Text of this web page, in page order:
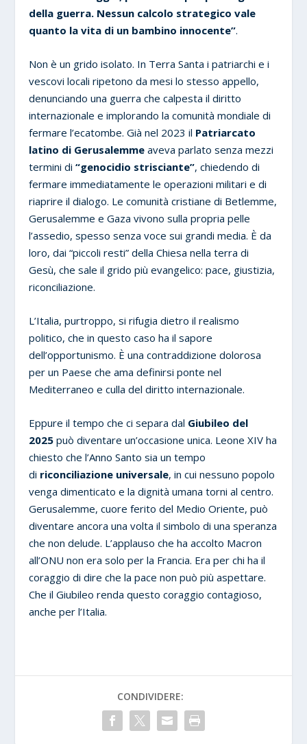
della guerra. Nessun calcolo strategico vale
quanto la vita di un bambino innocente”.
Non è un grido isolato. In Terra Santa i patriarchi e i
vescovi locali ripetono da mesi lo stesso appello,
denunciando una guerra che calpesta il diritto
internazionale e implorando la comunità mondiale di
fermare l’ecatombe. Già nel 2023 il Patriarcato
latino di Gerusalemme aveva parlato senza mezzi
termini di“genocidio strisciante”, chiedendo di
fermare immediatamente le operazioni militari e di
riaprire il dialogo. Le comunità cristiane di Betlemme,
Gerusalemme e Gaza vivono sulla propria pelle
l’assedio, spesso senza voce sui grandi media. È da
loro, dai “piccoli resti” della Chiesa nella terra di
Gesù, che sale il grido più evangelico: pace, giustizia,
riconciliazione.
L’Italia, purtroppo, si rifugia dietro il realismo
politico, che in questo caso ha il sapore
dell’opportunismo. È una contraddizione dolorosa
per un Paese che ama definirsi ponte nel
Mediterraneo e culla del diritto internazionale.
Eppure il tempo che ci separa dal Giubileo del
2025 può diventare un’occasione unica. Leone XIV ha
chiesto che l’Anno Santo sia un tempo
di riconciliazione universale, in cui nessuno popolo
venga dimenticato e la dignità umana torni al centro.
Gerusalemme, cuore ferito del Medio Oriente, può
diventare ancora una volta il simbolo di una speranza
che non delude. L’applauso che ha accolto Macron
all’ONU non era solo per la Francia. Era per chi ha il
coraggio di dire che la pace non può più aspettare.
Che il Giubileo renda questo coraggio contagioso,
anche per l’Italia.
CONDIVIDERE: